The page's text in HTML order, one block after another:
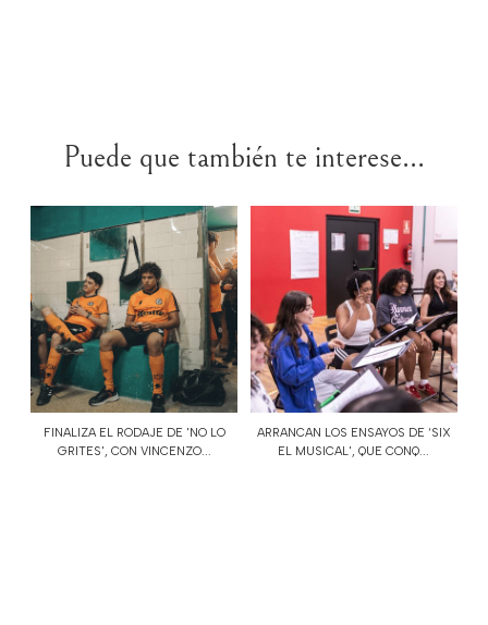
Puede que también te interese...
FINALIZA EL RODAJE DE 'NO LO
GRITES', CON VINCENZO...
ARRANCAN LOS ENSAYOS DE ‘SIX
EL MUSICAL', QUE CONQ...